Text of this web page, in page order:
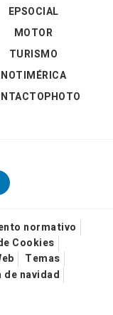
EPSOCIAL
MOTOR
TURISMO
NOTIMÉRICA
normativo
Cookies
Temas
navidad